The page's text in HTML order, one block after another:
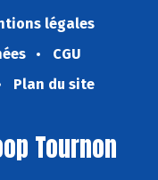
légales
CGU
Plan du site
Tournon